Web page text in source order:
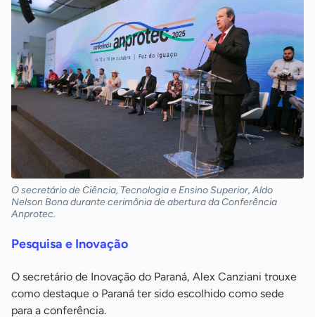
O secretário de Ciência, Tecnologia e Ensino Superior, Aldo
Nelson Bona durante cerimônia de abertura da Conferência
Anprotec.
Pesquisa e Inovação
O secretário de Inovação do Paraná, Alex Canziani trouxe
como destaque o Paraná ter sido escolhido como sede
para a conferência.